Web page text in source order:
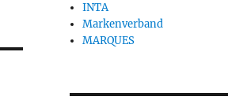
INTA
Markenverband
MARQUES